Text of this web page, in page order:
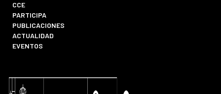
CCE
PARTICIPA
PUBLICACIONES
ACTUALIDAD
EVENTOS